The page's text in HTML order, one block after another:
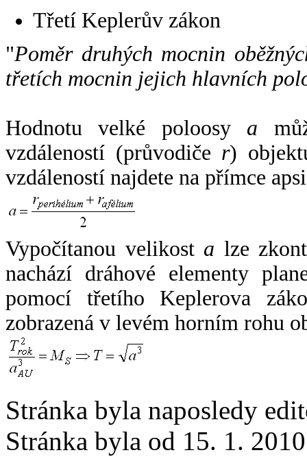
Třetí Keplerův zákon
"Poměr druhých mocnin
třetích mocnin jejich hlavních
Hodnotu velké poloosy a
vzdáleností (průvodiče r)
vzdáleností najdete na přímce
Vypočítanou velikost a lze
nachází dráhové elementy
pomocí třetího Keplerova
zobrazená v levém horním rohu
Stránka byla naposledy
Stránka byla od 15. 1.